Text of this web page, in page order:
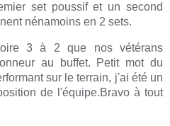
set poussif et un second
nénamoins en 2 sets.
3 à 2 que nos vétérans
au buffet. Petit mot du
sur le terrain, j'ai été un
de l'équipe.Bravo à tout